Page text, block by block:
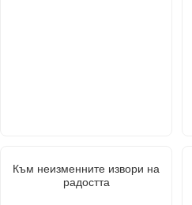
Към неизменните извори на
радостта